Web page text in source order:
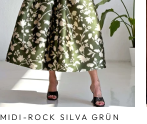
MIDI-ROCK SILVA GRÜN